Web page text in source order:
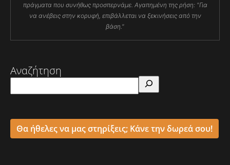
πράγματα που συνήθως προσπερνάμε. Αγαπημένη της ρήση: "Για
να ανέβεις στην κορυφή, επιβάλλεται να ξεκινήσεις από την
βάση."
Αναζήτηση
Θα ήθελες να μας στηρίξεις; Κάνε την δωρεά σου!